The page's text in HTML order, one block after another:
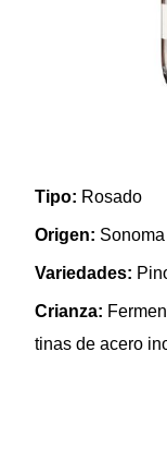
Tipo: Rosado
Origen:
Variedades:
Crianza:
tinas de acero